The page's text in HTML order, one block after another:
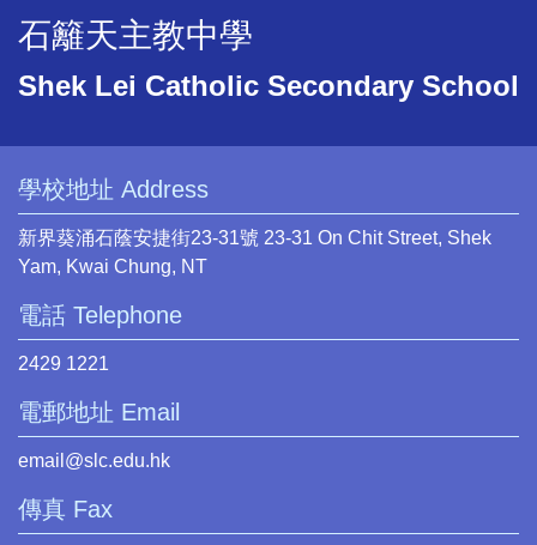
石籬天主教中學
Shek Lei Catholic Secondary School
學校地址 Address
新界葵涌石蔭安捷街23-31號 23-31 On Chit Street, Shek
Yam, Kwai Chung, NT
電話 Telephone
2429 1221
電郵地址 Email
email@slc.edu.hk
傳真 Fax